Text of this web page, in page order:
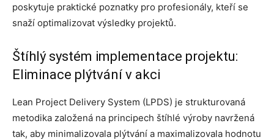
poskytuje praktické poznatky pro profesionály, kteří se
snaží optimalizovat výsledky projektů.
Štíhlý systém implementace projektu:
Eliminace plýtvání v akci
Lean Project Delivery System (LPDS) je strukturovaná
metodika založená na principech štíhlé výroby navržená
tak, aby minimalizovala plýtvání a maximalizovala hodnotu